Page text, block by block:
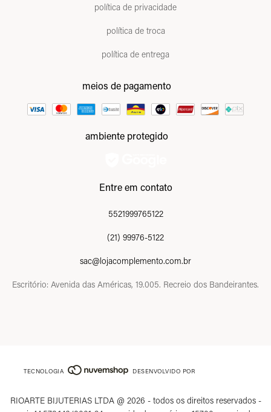
política de privacidade
política de troca
política de entrega
meios de pagamento
ambiente protegido
Entre em contato
5521999765122
(21) 99976-5122
sac@lojacomplemento.com.br
Escritório: Avenida das Américas, 19.005. Recreio dos Bandeirantes.
TECNOLOGIA DESENVOLVIDO POR
RIOARTE BIJUTERIAS LTDA @ 2026 - todos os direitos reservados -